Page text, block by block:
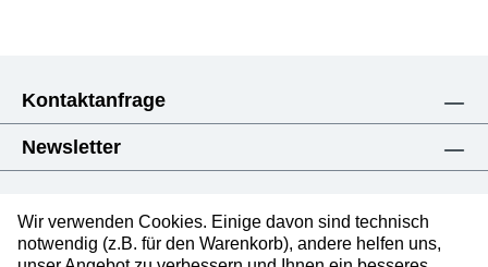
Kontaktanfrage
Newsletter
Wir verwenden Cookies. Einige davon sind technisch
notwendig (z.B. für den Warenkorb), andere helfen uns,